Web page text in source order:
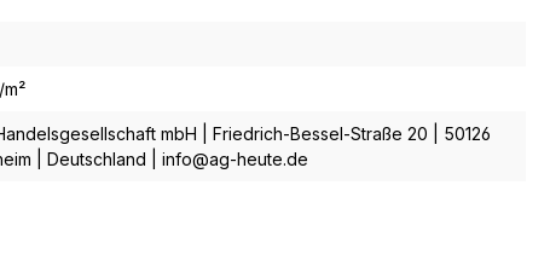
mbH | Friedrich-Bessel-Straße 20 | 50126
| Deutschland | info@ag-heute.de